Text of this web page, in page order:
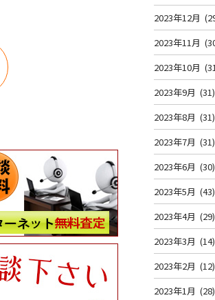
2023年12月
2023年11月
2023年10月
2023年9月 (31)
2023年8月 (31)
2023年7月 (31)
2023年6月 (30)
2023年5月 (43)
2023年4月 (29)
2023年3月 (14)
2023年2月 (12)
2023年1月 (28)